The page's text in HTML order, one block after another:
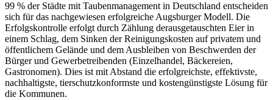
99 % der Städte mit Taubenmanagement in Deutschland entscheiden
sich für das nachgewiesen erfolgreiche Augsburger Modell. Die
Erfolgskontrolle erfolgt durch Zählung derausgetauschten Eier in
einem Schlag, dem Sinken der Reinigungskosten auf privatem und
öffentlichem Gelände und dem Ausbleiben von Beschwerden der
Bürger und Gewerbetreibenden (Einzelhandel, Bäckereien,
Gastronomen). Dies ist mit Abstand die erfolgreichste, effektivste,
nachhaltigste, tierschutzkonformste und kostengünstigste Lösung für
die Kommunen.